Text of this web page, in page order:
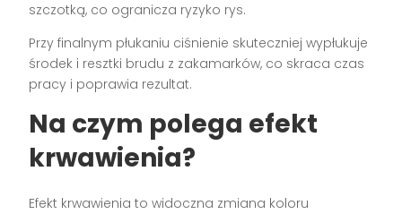
szczotką, co ogranicza ryzyko rys.
Przy finalnym płukaniu ciśnienie skuteczniej wypłukuje
środek i resztki brudu z zakamarków, co skraca czas
pracy i poprawia rezultat.
Na czym polega efekt
krwawienia?
Efekt krwawienia to widoczna zmiana koloru